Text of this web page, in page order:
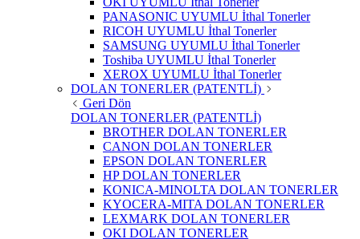
PANASONIC UYUMLU İthal Tonerler
RICOH UYUMLU İthal Tonerler
SAMSUNG UYUMLU İthal Tonerler
Toshiba UYUMLU İthal Tonerler
XEROX UYUMLU İthal Tonerler
DOLAN TONERLER (PATENTLİ)
Geri Dön
DOLAN TONERLER (PATENTLİ)
BROTHER DOLAN TONERLER
CANON DOLAN TONERLER
EPSON DOLAN TONERLER
HP DOLAN TONERLER
KONICA-MINOLTA DOLAN TONERLER
KYOCERA-MITA DOLAN TONERLER
LEXMARK DOLAN TONERLER
OKI DOLAN TONERLER